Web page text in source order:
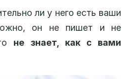
ли у него есть ваши
он не пишет и не
не знает, как с вами